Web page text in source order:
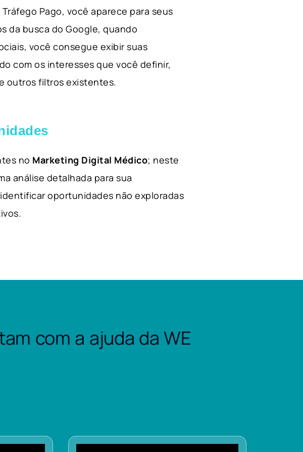
Pago, você aparece para seus
da busca do Google, quando
você consegue exibir suas
com os interesses que você definir,
outros filtros existentes.
no Marketing Digital Médico; neste
análise detalhada para sua
oportunidades não exploradas
com a ajuda da WE